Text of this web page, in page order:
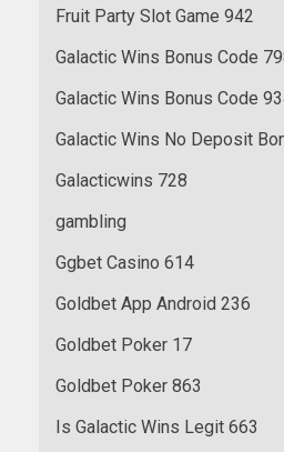
Fruit Party Slot Game 942
Galactic Wins Bonus Code
Galactic Wins Bonus Code
Galactic Wins No Deposit
Galacticwins 728
gambling
Ggbet Casino 614
Goldbet App Android 236
Goldbet Poker 17
Goldbet Poker 863
Is Galactic Wins Legit 663